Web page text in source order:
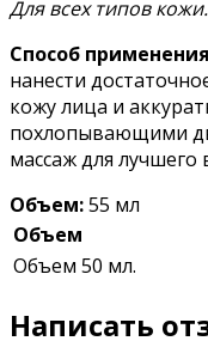
Для всех типов кожи.
Способ
нанести
кожу лица и
похлопывающими
массаж для лучшего
Объем:55 мл
Объем
Объем 50 мл.
Написать